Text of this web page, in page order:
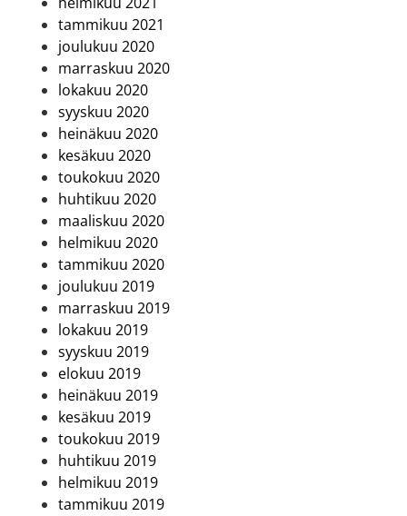
tammikuu 2021
joulukuu 2020
marraskuu 2020
lokakuu 2020
syyskuu 2020
heinäkuu 2020
kesäkuu 2020
toukokuu 2020
huhtikuu 2020
maaliskuu 2020
helmikuu 2020
tammikuu 2020
joulukuu 2019
marraskuu 2019
lokakuu 2019
syyskuu 2019
elokuu 2019
heinäkuu 2019
kesäkuu 2019
toukokuu 2019
huhtikuu 2019
helmikuu 2019
tammikuu 2019